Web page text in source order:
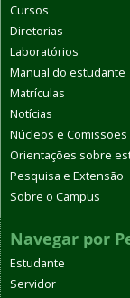
Cursos
Diretorias
Laboratórios
Manual do estudante
Matrículas
Notícias
Núcleos e Comissões
Orientações sobre
Pesquisa e Extensão
Sobre o Campus
Navegar por
Estudante
Servidor